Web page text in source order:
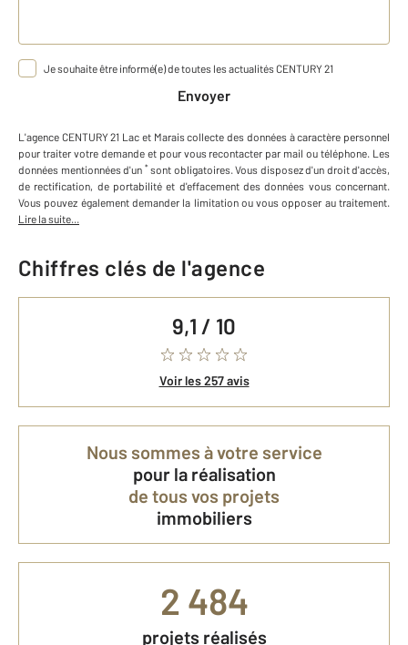
Je souhaite être informé(e) de toutes les actualités CENTURY 21
Envoyer
L'agence CENTURY 21 Lac et Maraiscollecte des données à caractère personnel
pour traiter votre demande et pour vous recontacter par mail ou téléphone. Les
données mentionnées d'un * sont obligatoires. Vous disposez d'un droit d'accès,
de rectification, de portabilité et d'effacement des données vous concernant.
Vous pouvez également demander la limitation ou vous opposer au traitement.
Lire la suite...
Chiffres clés de l'agence
9,1 / 10
Voir les 257 avis
Nous sommes à votre service
pour la réalisation
de tous vos projets
immobiliers
2 484
projets réalisés